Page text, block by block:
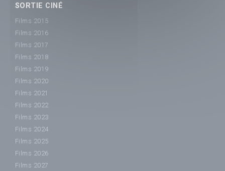
SORTIE CINÉ
Films 2015
Films 2016
Films 2017
Films 2018
Films 2019
Films 2020
Films 2021
Films 2022
Films 2023
Films 2024
Films 2025
Films 2026
Films 2027